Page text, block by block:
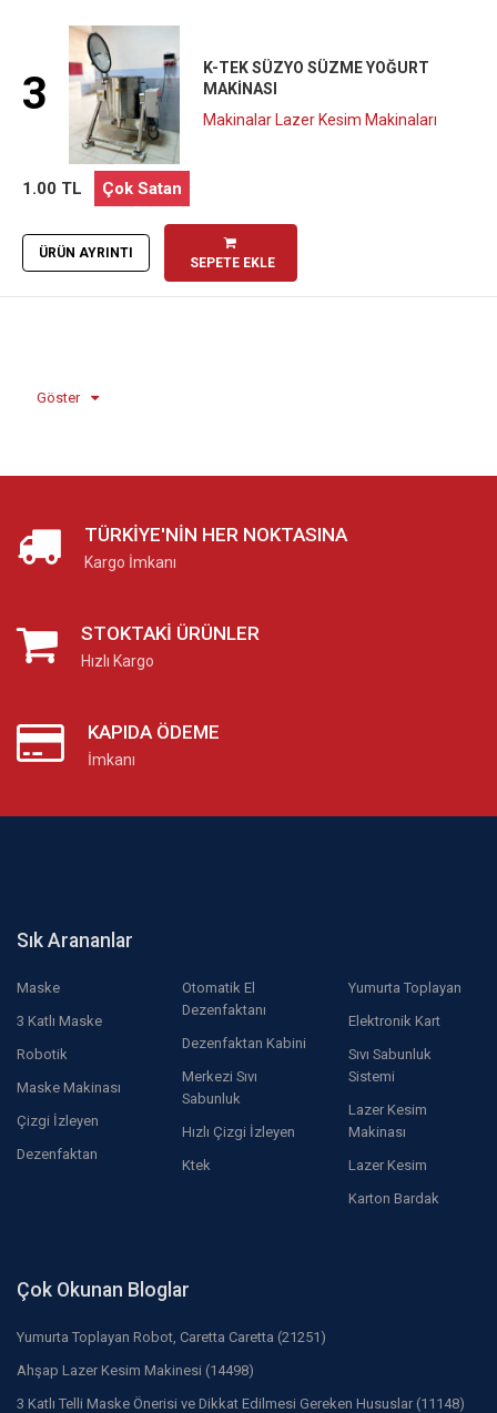
3
K-TEK SÜZYO SÜZME YOĞURT
MAKINASI
Makinalar Lazer Kesim Makinaları
1.00 TL Çok Satan
ÜRÜN AYRINTI
SEPETE EKLE
Göster
TÜRKIYE'NIN HER NOKTASINA
Kargo İmkanı
STOKTAKI ÜRÜNLER
Hızlı Kargo
KAPIDA ÖDEME
İmkanı
Sık Arananlar
Maske
3 Katlı Maske
Robotik
Maske Makinası
Çizgi İzleyen
Dezenfaktan
Otomatik El
Dezenfaktanı
Dezenfaktan Kabini
Merkezi Sıvı
Sabunluk
Hızlı Çizgi İzleyen
Ktek
Yumurta Toplayan
Elektronik Kart
Sıvı Sabunluk
Sistemi
Lazer Kesim
Makinası
Lazer Kesim
Karton Bardak
Çok Okunan Bloglar
Yumurta Toplayan Robot, Caretta Caretta (21251)
Ahşap Lazer Kesim Makinesi (14498)
3 Katlı Telli Maske Önerisi ve Dikkat Edilmesi Gereken Hususlar (11148)